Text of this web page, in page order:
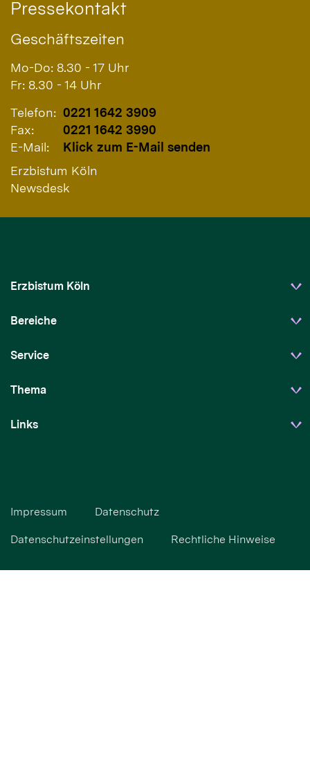
Pressekontakt
Geschäftszeiten
Mo-Do: 8.30 - 17 Uhr
Fr: 8.30 - 14 Uhr
Telefon: 0221 1642 3909
Fax:
0221 1642 3990
E-Mail:
Klick zum E-Mail senden
Erzbistum Köln
Newsdesk
Erzbistum Köln
Bereiche
Service
Thema
Links
Impressum Datenschutz
Datenschutzeinstellungen Rechtliche Hinweise